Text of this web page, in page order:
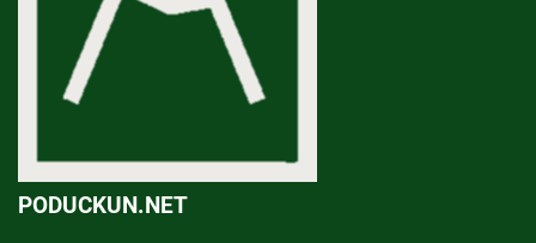
PODUCKUN.NET